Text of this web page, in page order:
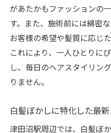
があたかもファッションの
す。また、施術前には綿密
お客様の希望や髪質に応じ
これにより、一人ひとりに
し、毎日のヘアスタイリン
りません。
白髪ぼかしに特化した最
津田沼駅周辺では、白髪ぼ